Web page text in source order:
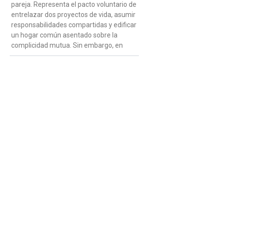
pareja. Representa el pacto voluntario de
entrelazar dos proyectos de vida, asumir
responsabilidades compartidas y edificar
un hogar común asentado sobre la
complicidad mutua. Sin embargo, en